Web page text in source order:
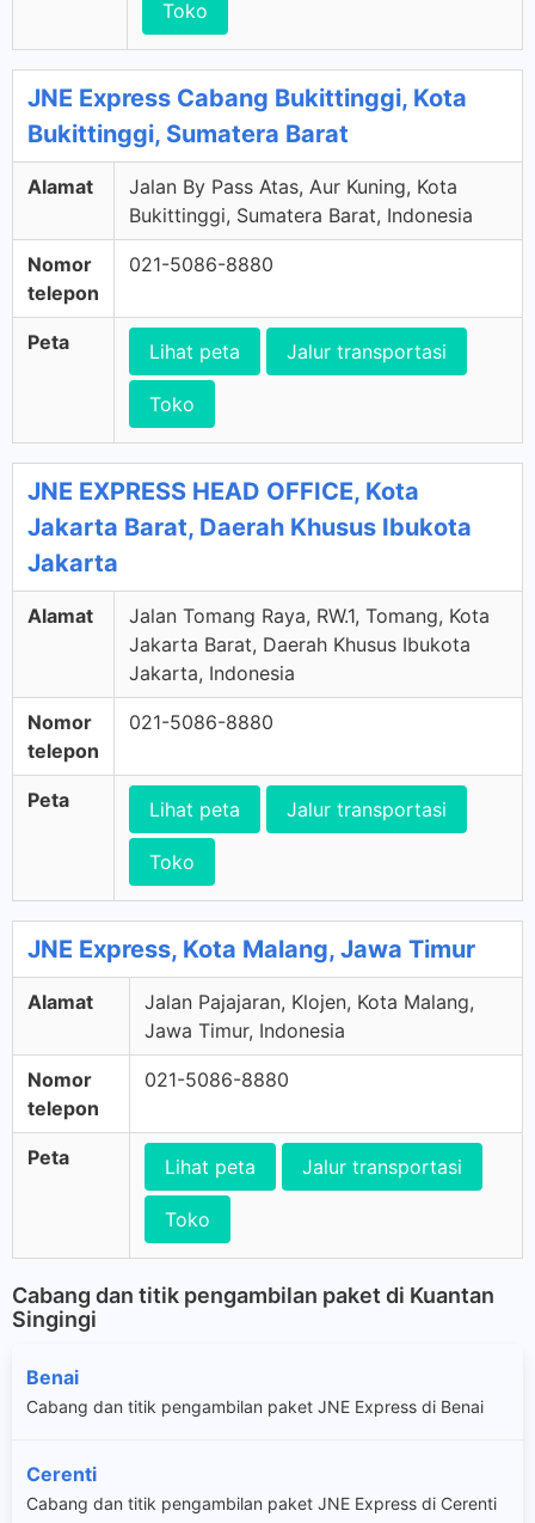
Toko
JNE Express Cabang Bukittinggi, Kota
Bukittinggi, Sumatera Barat
Alamat
Jalan By Pass Atas, Aur Kuning, Kota
Bukittinggi, Sumatera Barat, Indonesia
Nomor
telepon
021-5086-8880
Peta Lihat peta Jalur transportasi
Toko
JNE EXPRESS HEAD OFFICE, Kota
Jakarta Barat, Daerah Khusus Ibukota
Jakarta
Alamat
Jalan Tomang Raya, RW.1, Tomang, Kota
Jakarta Barat, Daerah Khusus Ibukota
Jakarta, Indonesia
Nomor
telepon
021-5086-8880
Peta Lihat peta Jalur transportasi
Toko
JNE Express, Kota Malang, Jawa Timur
Alamat
Jalan Pajajaran, Klojen, Kota Malang,
Jawa Timur, Indonesia
Nomor
telepon
021-5086-8880
Peta Lihat peta Jalur transportasi
Toko
Cabang dan titik pengambilan paket di Kuantan
Singingi
Benai
Cabang dan titik pengambilan paket JNE Express di Benai
Cerenti
Cabang dan titik pengambilan paket JNE Express di Cerenti